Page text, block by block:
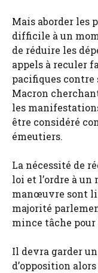
Mais aborder les
difficile à un
de réduire les
appels à reculer
pacifiques contre
Macron
les
être considéré
émeutiers.
La nécessité de
loi et l’ordre à un
manœuvre sont
majorité
mince tâche pour
Il devra garder
d’opposition